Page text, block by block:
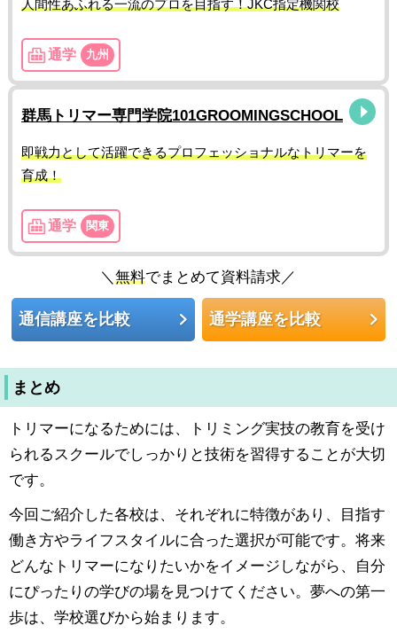
人間性あふれる一流のプロを目指す！JKC指定機関校
通学 九州
群馬トリマー専門学院101GROOMINGSCHOOL
即戦力として活躍できるプロフェッショナルなトリマーを
育成！
通学 関東
＼無料でまとめて資料請求／
通信講座を比較 通学講座を比較
まとめ
トリマーになるためには、トリミング実技の教育を受け
られるスクールでしっかりと技術を習得することが大切
です。
今回ご紹介した各校は、それぞれに特徴があり、目指す
働き方やライフスタイルに合った選択が可能です。将来
どんなトリマーになりたいかをイメージしながら、自分
にぴったりの学びの場を見つけてください。夢への第一
歩は、学校選びから始まります。